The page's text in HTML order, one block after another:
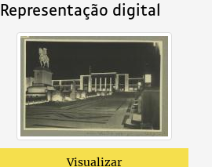
Representação digital
Visualizar